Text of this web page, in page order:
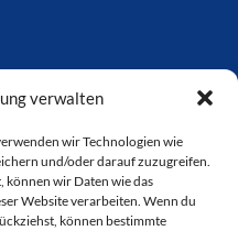
verwalten
wir Technologien wie
und/oder darauf zuzugreifen.
können wir Daten wie das
Website verarbeiten. Wenn du
können bestimmte
ist über Mitglieder und
und Tourismusbranche